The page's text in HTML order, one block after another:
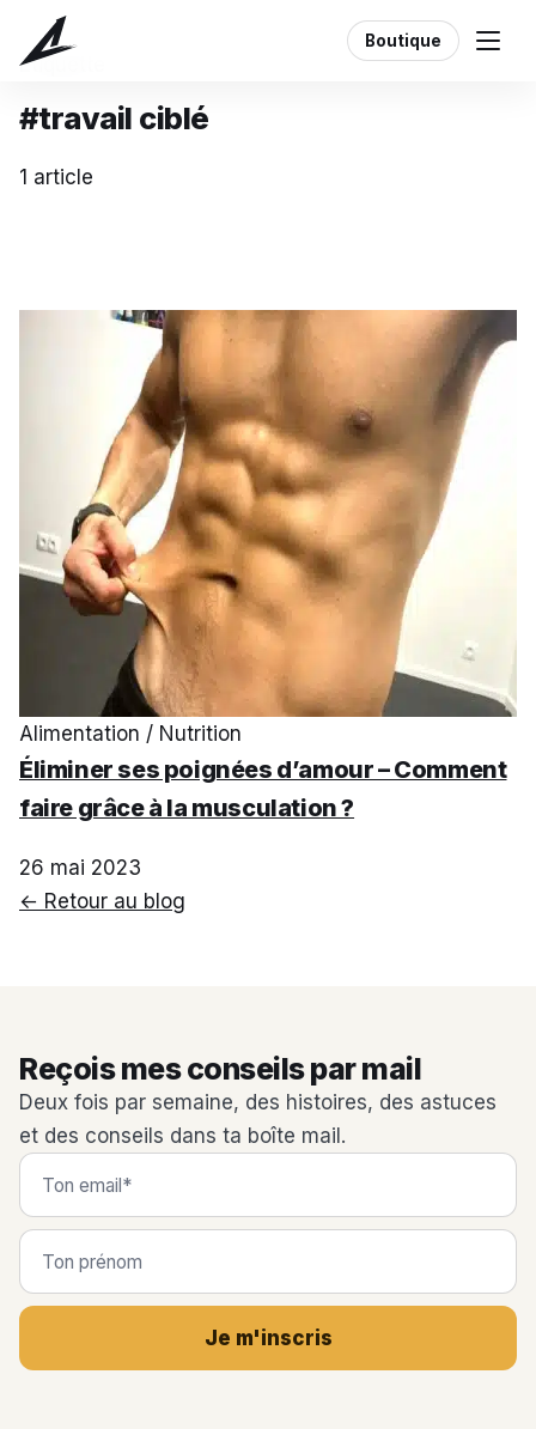
Boutique
Étiquette
#travail ciblé
1 article
Alimentation / Nutrition
Éliminer ses poignées d’amour – Comment
faire grâce à la musculation ?
26 mai 2023
← Retour au blog
Reçois mes conseils par mail
Deux fois par semaine, des histoires, des astuces
et des conseils dans ta boîte mail.
Je m'inscris